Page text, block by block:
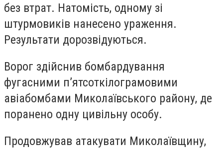
без втрат. Натомість, одному зі
штурмовиків нанесено ураження.
Результати дорозвідуються.
Ворог здійснив бомбардування
фугасними п’ятсоткілограмовими
авіабомбами Миколаївського району, де
поранено одну цивільну особу.
Продовжував атакувати Миколаївщину,